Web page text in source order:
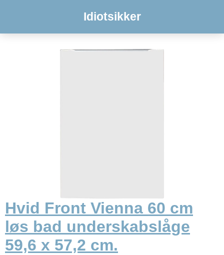
Idiotsikker
Hvid Front Vienna 60 cm
løs bad underskabslåge
59,6 x 57,2 cm.